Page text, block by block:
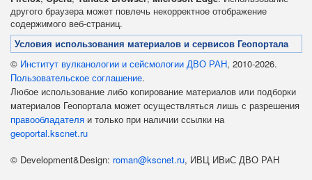
другого браузера может повлечь некорректное отображение
содержимого веб-страниц.
Условия использования материалов и сервисов Геопортала
© Институт вулканологии и сейсмологии ДВО РАН, 2010-2026.
Пользовательское соглашение.
Любое использование либо копирование материалов или подборки
материалов Геопортала может осуществляться лишь с разрешения
правообладателя и только при наличии ссылки на
geoportal.kscnet.ru
© Development&Design: roman@kscnet.ru, ИВЦ ИВиС ДВО РАН